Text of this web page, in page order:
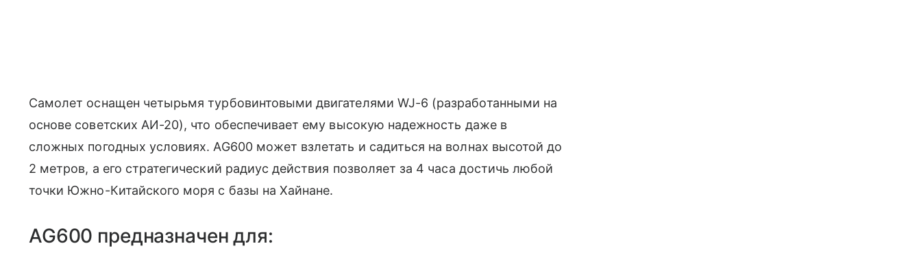
Самолет оснащен четырьмя турбовинтовыми двигателями WJ-6 (разработанными на
основе советских АИ-20), что обеспечивает ему высокую надежность даже в
сложных погодных условиях. AG600 может взлетать и садиться на волнах высотой до
2 метров, а его стратегический радиус действия позволяет за 4 часа достичь любой
точки Южно-Китайского моря с базы на Хайнане.
AG600 предназначен для: